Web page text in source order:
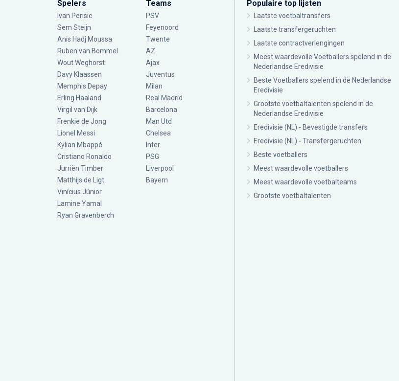
Spelers
Ivan Perisic
Sem Steijn
Anis Hadj Moussa
Ruben van Bommel
Wout Weghorst
Davy Klaassen
Memphis Depay
Erling Haaland
Virgil van Dijk
Frenkie de Jong
Lionel Messi
Kylian Mbappé
Cristiano Ronaldo
Jurriën Timber
Matthijs de Ligt
Vinícius Júnior
Lamine Yamal
Ryan Gravenberch
Teams
PSV
Feyenoord
Twente
AZ
Ajax
Juventus
Milan
Real Madrid
Barcelona
Man Utd
Chelsea
Inter
PSG
Liverpool
Bayern
Populaire top lijsten
Laatste voetbaltransfers
Laatste transfergeruchten
Laatste contractverlengingen
Meest waardevolle Voetballers spelend in de
Nederlandse Eredivisie
Beste Voetballers spelend in de Nederlandse
Eredivisie
Grootste voetbaltalenten spelend in de
Nederlandse Eredivisie
Eredivisie (NL) - Bevestigde transfers
Eredivisie (NL) - Transfergeruchten
Beste voetballers
Meest waardevolle voetballers
Meest waardevolle voetbalteams
Grootste voetbaltalenten